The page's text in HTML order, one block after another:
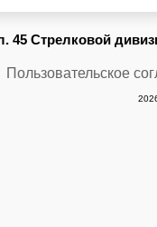
45 Стрелковой
Пользовательское